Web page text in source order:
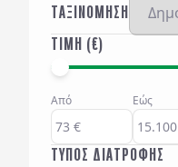
ΤΑΞΙΝΟΜΗΣΗ
ΤΙΜΗ (€)
Από Εώς
ΤΥΠΟΣ ΔΙΑΤΡΟΦΗΣ